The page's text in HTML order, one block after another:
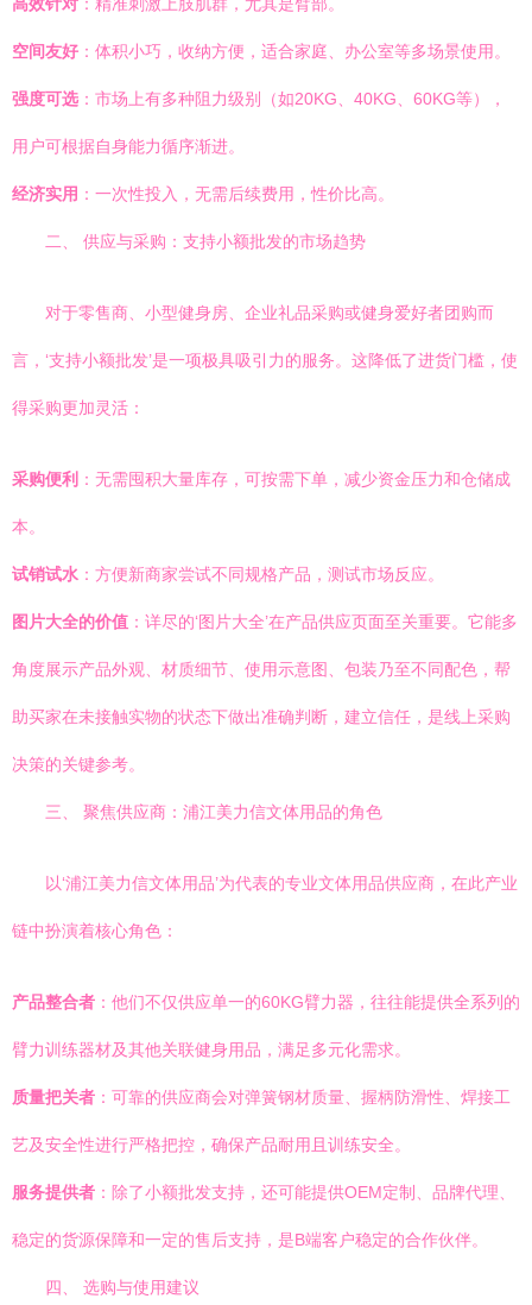
空间友好 ：体积小巧，收纳方便，适合家庭、办公室等多场景使用。
强度可选 ：市场上有多种阻力级别（如20KG、40KG、60KG等），
用户可根据自身能力循序渐进。
经济实用 ：一次性投入，无需后续费用，性价比高。
二、 供应与采购：支持小额批发的市场趋势
对于零售商、小型健身房、企业礼品采购或健身爱好者团购而
言，‘支持小额批发’是一项极具吸引力的服务。这降低了进货门槛，使
得采购更加灵活：
采购便利 ：无需囤积大量库存，可按需下单，减少资金压力和仓储成
本。
试销试水 ：方便新商家尝试不同规格产品，测试市场反应。
图片大全的价值 ：详尽的‘图片大全’在产品供应页面至关重要。它能多
角度展示产品外观、材质细节、使用示意图、包装乃至不同配色，帮
助买家在未接触实物的状态下做出准确判断，建立信任，是线上采购
决策的关键参考。
三、 聚焦供应商：浦江美力信文体用品的角色
以‘浦江美力信文体用品’为代表的专业文体用品供应商，在此产业
链中扮演着核心角色：
产品整合者 ：他们不仅供应单一的60KG臂力器，往往能提供全系列的
臂力训练器材及其他关联健身用品，满足多元化需求。
质量把关者 ：可靠的供应商会对弹簧钢材质量、握柄防滑性、焊接工
艺及安全性进行严格把控，确保产品耐用且训练安全。
服务提供者 ：除了小额批发支持，还可能提供OEM定制、品牌代理、
稳定的货源保障和一定的售后支持，是B端客户稳定的合作伙伴。
四、 选购与使用建议